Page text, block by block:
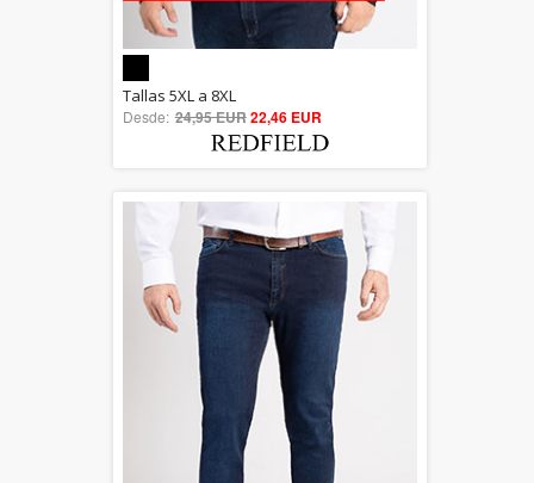
5.00
out of 5
Tallas 5XL a 8XL
Desde: 24,95 EUR22,46 EUR